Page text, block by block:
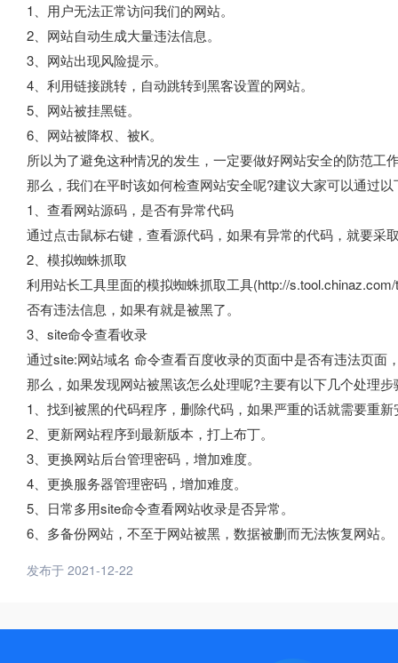
1、用户无法正常访问我们的网站。
2、网站自动生成大量违法信息。
3、网站出现风险提示。
4、利用链接跳转，自动跳转到黑客设置的网站。
5、网站被挂黑链。
6、网站被降权、被K。
所以为了避免这种情况的发生，一定要做好网站安全的防范工
那么，我们在平时该如何检查网站安全呢?建议大家可以通过
1、查看网站源码，是否有异常代码
通过点击鼠标右键，查看源代码，如果有异常的代码，就要采
2、模拟蜘蛛抓取
利用站长工具里面的模拟蜘蛛抓取工具(http://
否有违法信息，如果有就是被黑了。
3、site命令查看收录
通过site:网站域名 命令查看百度收录的页面中是否有违法页面
那么，如果发现网站被黑该怎么处理呢?主要有以下几个处理步
1、找到被黑的代码程序，删除代码，如果严重的话就需要重
2、更新网站程序到最新版本，打上布丁。
3、更换网站后台管理密码，增加难度。
4、更换服务器管理密码，增加难度。
5、日常多用site命令查看网站收录是否异常。
6、多备份网站，不至于网站被黑，数据被删而无法恢复网站。
发布于 2021-12-22